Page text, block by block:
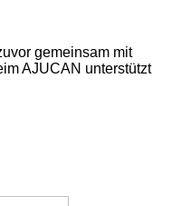
gemeinsam mit
AJUCAN unterstützt